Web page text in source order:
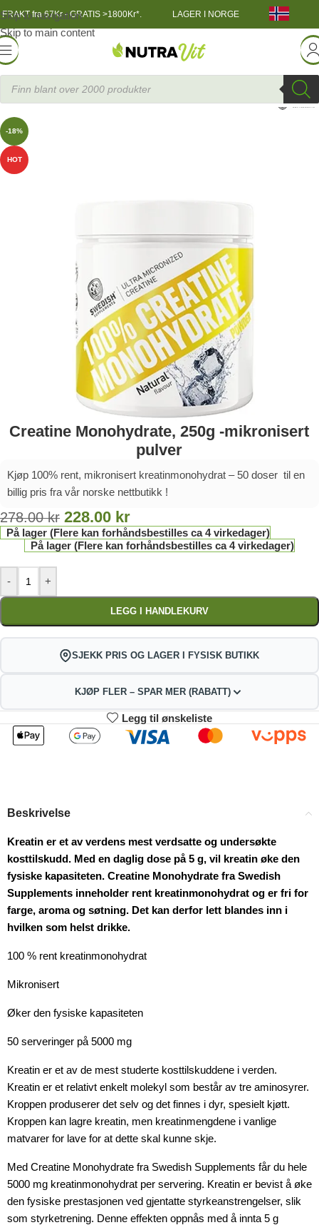
Skip to navigation
Skip to main content
FRAKT fra 67Kr - GRATIS >1800Kr*. LAGER I NORGE
»Creatine Monohydrate, 250g -mikronisert pulver
-18%
HOT
Creatine Monohydrate, 250g -mikronisert
pulver
Kjøp 100% rent, mikronisert kreatinmonohydrat – 50 doser til en
billig pris fra vår norske nettbutikk !
278.00kr 228.00 kr
På lager (Flere kan forhåndsbestilles ca 4 virkedager)
På lager (Flere kan forhåndsbestilles ca 4 virkedager)
- +
LEGG I HANDLEKURV
SJEKK PRIS OG LAGER I FYSISK BUTIKK
KJØP FLER – SPAR MER (RABATT)
2
225.72
kr
3-4
223.44
4%
Legg til ønskeliste
Beskrivelse
Kreatin er et av verdens mest verdsatte og undersøkte
kosttilskudd. Med en daglig dose på 5 g, vil kreatin øke den
fysiske kapasiteten. Creatine Monohydrate fra Swedish
Supplements inneholder rent kreatinmonohydrat og er fri for
farge, aroma og søtning. Det kan derfor lett blandes inn i
hvilken som helst drikke.
100 % rent kreatinmonohydrat
Mikronisert
Øker den fysiske kapasiteten
50 serveringer på 5000 mg
Kreatin er et av de mest studerte kosttilskuddene i verden.
Kreatin er et relativt enkelt molekyl som består av tre aminosyrer.
Kroppen produserer det selv og det finnes i dyr, spesielt kjøtt.
Kroppen kan lagre kreatin, men kreatinmengdene i vanlige
matvarer for lave for at dette skal kunne skje.
Med Creatine Monohydrate fra Swedish Supplements får du hele
5000 mg kreatinmonohydrat per servering. Kreatin er bevist å øke
den fysiske prestasjonen ved gjentatte styrkeanstrengelser, slik
som styrketrening. Denne effekten oppnås med å innta 5 g